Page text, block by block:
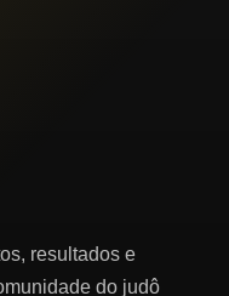
resultados e
do judô